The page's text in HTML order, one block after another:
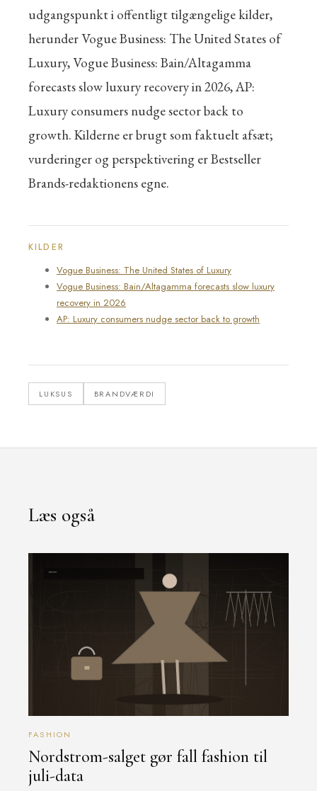
udgangspunkt i offentligt tilgængelige kilder,
herunder Vogue Business: The United States of
Luxury, Vogue Business: Bain/Altagamma
forecasts slow luxury recovery in 2026, AP:
Luxury consumers nudge sector back to
growth. Kilderne er brugt som faktuelt afsæt;
vurderinger og perspektivering er Bestseller
Brands-redaktionens egne.
KILDER
Vogue Business: The United States of Luxury
Vogue Business: Bain/Altagamma forecasts slow luxury
recovery in 2026
AP: Luxury consumers nudge sector back to growth
LUKSUS BRANDVÆRDI
Læs også
FASHION
Nordstrom-salget gør fall fashion til
juli-data